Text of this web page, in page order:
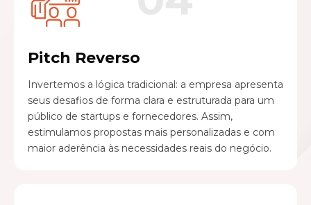
Pitch Reverso
Invertemos a lógica tradicional: a empresa apresenta
seus desafios de forma clara e estruturada para um
público de startups e fornecedores. Assim,
estimulamos propostas mais personalizadas e com
maior aderência às necessidades reais do negócio.